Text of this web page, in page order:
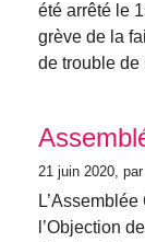
été arrêté le
grève de la
de trouble de
21 juin 2020,
l’Objection